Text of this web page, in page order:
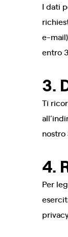
I dati
e-
entro
3.
Ti
nostro
4.
Per